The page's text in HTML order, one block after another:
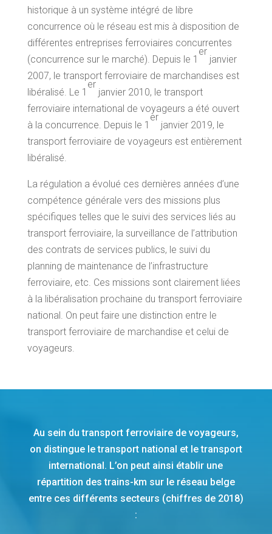
historique à un système intégré de libre
concurrence où le réseau est mis à disposition de
différentes entreprises ferroviaires concurrentes
(concurrence sur le marché). Depuis le 1
er
janvier
2007, le transport ferroviaire de marchandises est
libéralisé. Le 1
er
janvier 2010, le transport
ferroviaire international de voyageurs a été ouvert
à la concurrence. Depuis le 1
er
janvier 2019, le
transport ferroviaire de voyageurs est entièrement
libéralisé.
La régulation a évolué ces dernières années d’une
compétence générale vers des missions plus
spécifiques telles que le suivi des services liés au
transport ferroviaire, la surveillance de l’attribution
des contrats de services publics, le suivi du
planning de maintenance de l’infrastructure
ferroviaire, etc. Ces missions sont clairement liées
à la libéralisation prochaine du transport ferroviaire
national. On peut faire une distinction entre le
transport ferroviaire de marchandise et celui de
voyageurs.
Au sein du transport ferroviaire de voyageurs,
on distingue le transport national et le transport
international. L’on peut ainsi établir une
répartition des trains-km sur le réseau belge
entre ces différents secteurs (chiffres de 2018)
: